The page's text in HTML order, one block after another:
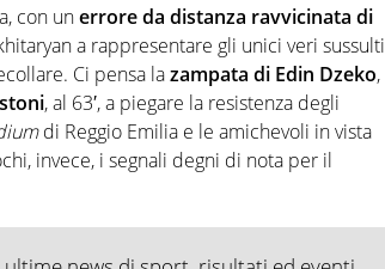
con unerrore da distanza ravvicinata di
a rappresentare gli unici veri sussulti
Ci pensa lazampata di Edin Dzeko,
, al 63′, a piegare la resistenza degli
di Reggio Emilia e le amichevoli in vista
invece, i segnali degni di nota per il